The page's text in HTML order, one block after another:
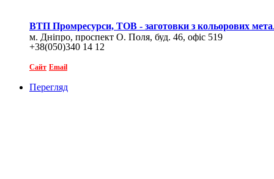
ВТП Промресурси, ТОВ - заготовки з кольорових
м. Дніпро, проспект О. Поля, буд. 46, офіс 519
+38(050)340 14 12
Сайт Email
Перегляд